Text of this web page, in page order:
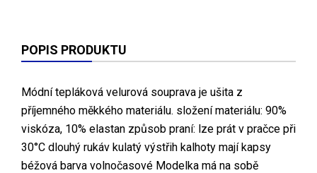
POPIS PRODUKTU
Módní tepláková velurová souprava je ušita z
příjemného měkkého materiálu. složení materiálu: 90%
viskóza, 10% elastan způsob praní: lze prát v pračce při
30°C dlouhý rukáv kulatý výstřih kalhoty mají kapsy
béžová barva volnočasové Modelka má na sobě